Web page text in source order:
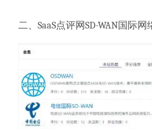
二、SaaS点评网SD-WAN国际